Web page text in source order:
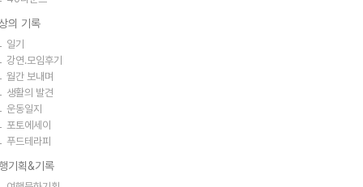
의 기록
일기
강연.모임후기
월간 보내며
생활의 발견
운동일지
포토에세이
푸드테라피
기획&기록